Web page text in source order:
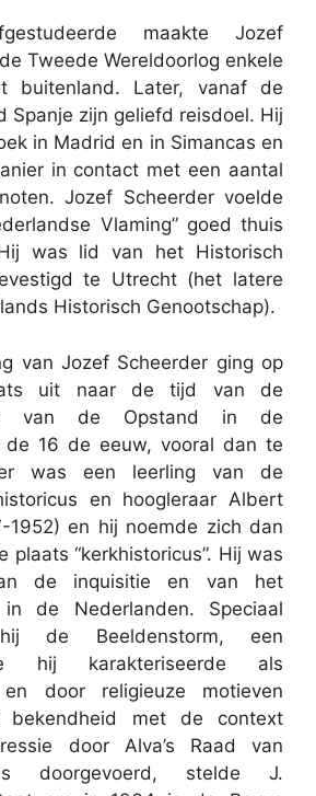
maakte Jozef
Tweede Wereldoorlog enkele
buitenland. Later, vanaf de
Spanje zijn geliefd reisdoel. Hij
in Madrid en in Simancas en
in contact met een aantal
Jozef Scheerder voelde
Vlaming” goed thuis
was lid van het Historisch
te Utrecht (het latere
Historisch Genootschap).
van Jozef Scheerder ging op
uit naar de tijd van de
van de Opstand in de
de 16 de eeuw, vooral dan te
was een leerling van de
en hoogleraar Albert
1952) en hij noemde zich dan
plaats “kerkhistoricus”. Hij was
de inquisitie en van het
in de Nederlanden. Speciaal
de Beeldenstorm, een
hij karakteriseerde als
en door religieuze motieven
bekendheid met de context
door Alva’s Raad van
doorgevoerd, stelde J.